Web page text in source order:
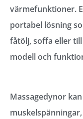
värmefunktioner.
portabel lösning
fåtölj, soffa eller
modell och
Massagedynor